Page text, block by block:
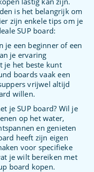
is het belangrijk om
zijn enkele tips om je
SUP board:
je een beginner of een
je ervaring
je het beste kunt
boards vaak een
vrijwel altijd
willen.
je SUP board? Wil je
op het water,
en genieten
heeft zijn eigen
voor specifieke
je wilt bereiken met
board kopen.